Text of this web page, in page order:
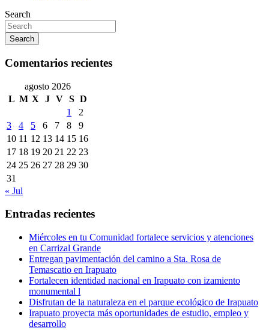
Search
Search
Comentarios recientes
agosto 2026
L M X J V S D
1
2
3
4 5 6 7 8
9
10 11 12 13 14 15 16
17 18 19 20 21 22 23
24 25 26 27 28 29 30
31
« Jul
Entradas recientes
Miércoles en tu Comunidad fortalece servicios y atenciones
en Carrizal Grande
Entregan pavimentación del camino a Sta. Rosa de
Temascatio en Irapuato
Fortalecen identidad nacional en Irapuato con izamiento
monumental l
Disfrutan de la naturaleza en el parque ecológico de Irapuato
Irapuato proyecta más oportunidades de estudio, empleo y
desarrollo